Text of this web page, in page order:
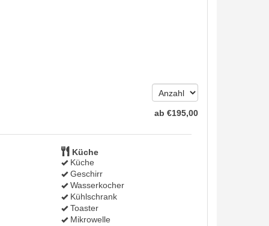
ab €195,00
Küche
Küche
Geschirr
Wasserkocher
Kühlschrank
Toaster
Mikrowelle